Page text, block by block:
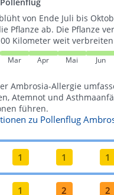
von Ende Juli bis
Pflanze ab. Die Pflanze
Kilometer weit
Mar Apr Mai Jun
Ambrosia-Allergie
Atemnot und
führen​​.
zu Pollenflug
1 1 1
1 2 2